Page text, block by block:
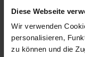
Diese Webseite
Wir verwenden
personalisieren,
zu können und die